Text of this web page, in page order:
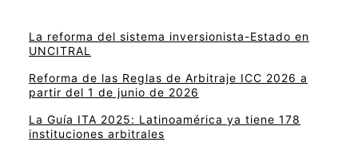
La reforma del sistema inversionista-Estado en
UNCITRAL
Reforma de las Reglas de Arbitraje ICC 2026 a
partir del 1 de junio de 2026
La Guía ITA 2025: Latinoamérica ya tiene 178
instituciones arbitrales